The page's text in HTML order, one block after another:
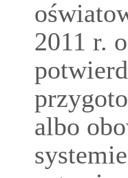
2011 r.
albo